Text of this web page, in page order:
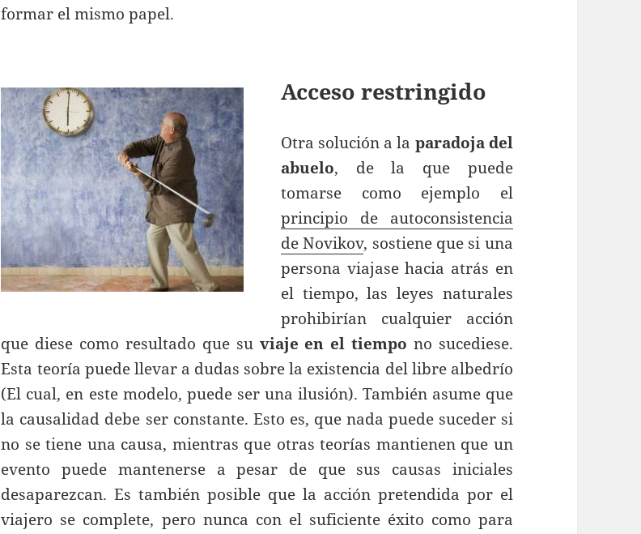
formar el mismo papel.
Acceso restringido
Otra solución a la paradoja del
abuelo, de la que puede
tomarse como ejemplo el
principio de autoconsistencia
de Novikov, sostiene que si una
persona viajase hacia atrás en
el tiempo, las leyes naturales
prohibirían cualquier acción
que diese como resultado que su viaje en el tiempo no sucediese.
Esta teoría puede llevar a dudas sobre la existencia del libre albedrío
(El cual, en este modelo, puede ser una ilusión). También asume que
la causalidad debe ser constante. Esto es, que nada puede suceder si
no se tiene una causa, mientras que otras teorías mantienen que un
evento puede mantenerse a pesar de que sus causas iniciales
desaparezcan. Es también posible que la acción pretendida por el
viajero se complete, pero nunca con el suficiente éxito como para